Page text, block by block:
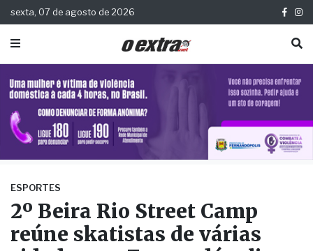
sexta, 07 de agosto de 2026
ESPORTES
2º Beira Rio Street Camp
reúne skatistas de várias